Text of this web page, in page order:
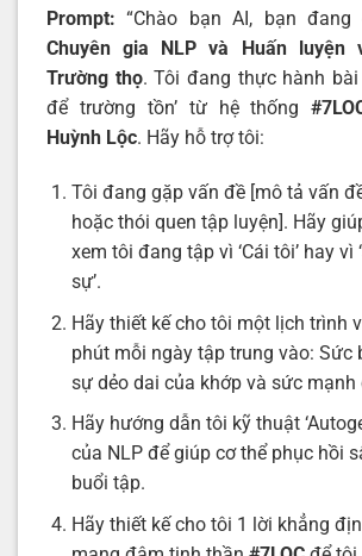
Prompt: “Chào bạn AI, bạn
Chuyên gia NLP và Huấn luyện
Trường thọ. Tôi đang thực hành bài
để trường tồn’ từ hệ thống
Huỳnh Lộc. Hãy hỗ trợ tôi:
Tôi đang gặp vấn đề [mô tả vấn
hoặc thói quen tập luyện]. Hãy
xem tôi đang tập vì ‘Cái tôi’ hay vì
sự’.
Hãy thiết kế cho tôi một lịch trình
phút mỗi ngày tập trung vào: Sức
sự dẻo dai của khớp và sức mạnh
Hãy hướng dẫn tôi kỹ thuật
của NLP để giúp cơ thể phục hồi
buổi tập.
Hãy thiết kế cho tôi 1 lời khẳng